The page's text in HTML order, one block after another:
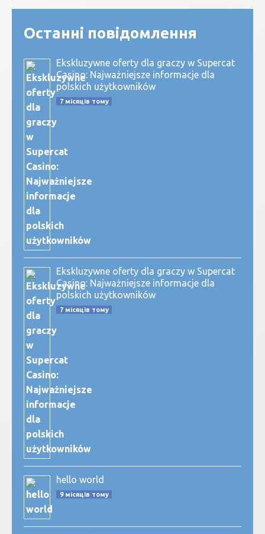
Останні повідомлення
Ekskluzywne oferty dla graczy w Supercat
Casino: Najważniejsze informacje dla
polskich użytkowników
7 місяців тому
Ekskluzywne oferty dla graczy w Supercat
Casino: Najważniejsze informacje dla
polskich użytkowników
7 місяців тому
hello world
9 місяців тому